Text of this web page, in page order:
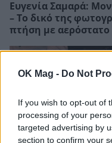
OK Mag - Do Not
If you wish to opt-out of
processing of your
targeted advertising by
section to confirm your
Ευγενία Σαμαρά:
– Το δικό της
πτήση με αερόστατο